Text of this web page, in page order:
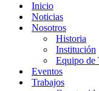
Inicio
Noticias
Nosotros
Historia
Institución
Equipo de
Eventos
Trabajos